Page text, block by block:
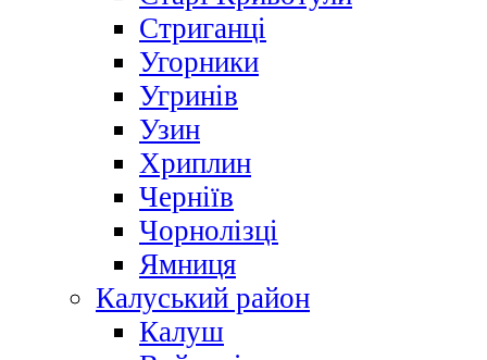
Стриганці
Угорники
Угринів
Узин
Хриплин
Черніїв
Чорнолізці
Ямниця
Калуський район
Калуш